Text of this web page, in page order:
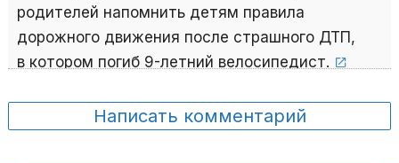
родителей напомнить детям правила
дорожного движения после страшного ДТП,
в котором погиб 9-летний велосипедист.
05.08 11:17 Нижегородцы просят вернуть
Написать комментарий